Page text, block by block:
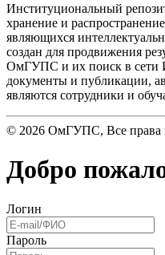
Институциональный
хранение и
являющихся
создан для продвижения
ОмГУПС и их поиск в сети
документы и публикации,
являются сотрудники и
© 2026 ОмГУПС, Все
Добро
Логин
Пароль